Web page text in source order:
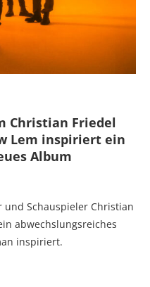
Christian Friedel
Lem inspiriert ein
Album
und Schauspieler Christian
abwechslungsreiches
inspiriert.